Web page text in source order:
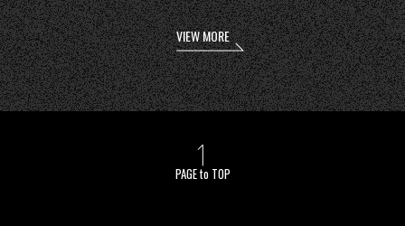
VIEW MORE
PAGE to TOP